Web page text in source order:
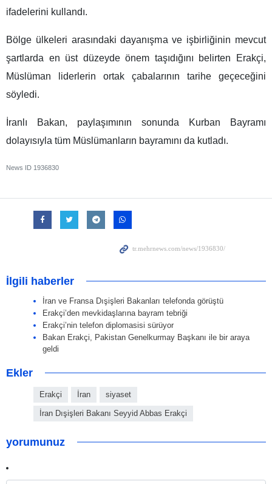
ifadelerini kullandı.
Bölge ülkeleri arasındaki dayanışma ve işbirliğinin mevcut
şartlarda en üst düzeyde önem taşıdığını belirten Erakçi,
Müslüman liderlerin ortak çabalarının tarihe geçeceğini
söyledi.
İranlı Bakan, paylaşımının sonunda Kurban Bayramı
dolayısıyla tüm Müslümanların bayramını da kutladı.
News ID 1936830
İlgili haberler
İran ve Fransa Dışişleri Bakanları telefonda görüştü
Erakçi’den mevkidaşlarına bayram tebriği
Erakçi’nin telefon diplomasisi sürüyor
Bakan Erakçi, Pakistan Genelkurmay Başkanı ile bir araya
geldi
Ekler
Erakçi İran siyaset
İran Dışişleri Bakanı Seyyid Abbas Erakçi
yorumunuz